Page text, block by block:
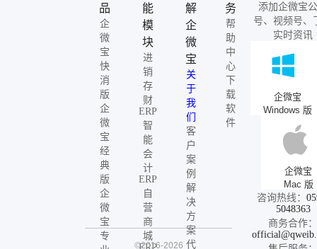
品
企
微
宝
快
消
版
企
微
宝
经
典
版
企
微
宝
专
能
模
块
进
销
存
财
ERP
智
能
会
计
ERP
自
营
商
城
解
企
微
宝
关
于
我
们
客
户
案
例
解
决
方
案
代
务
帮
助
中
心
下
载
软
件
添加企微宝
号、视频号、
实时资讯
企微宝
Windows 版
企微宝
Mac 版
咨询热线：
5048363
商务合作：
©2016-2026